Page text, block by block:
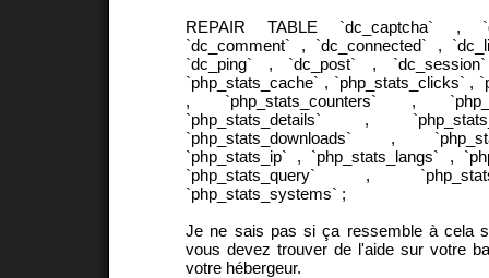
REPAIR TABLE `dc_captcha` ,
`dc_comment` , `dc_connected` ,
`dc_ping` , `dc_post` ,
`php_stats_cache` , `php_stats_clicks` ,
, `php_stats_counters` ,
`php_stats_details` ,
`php_stats_downloads` ,
`php_stats_ip` , `php_stats_langs` ,
`php_stats_query` ,
`php_stats_systems` ;
Je ne sais pas si ça ressemble à cela
vous devez trouver de l'aide sur votre
votre hébergeur.